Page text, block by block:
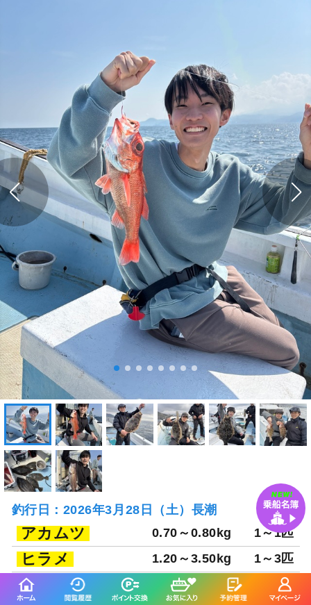
釣行日：2026年3月28日（土）長潮
アカムツ 0.70～0.80kg 1～1匹
ヒラメ 1.20～3.50kg 1～3匹
オオモンハタ 0.80～0.80kg 0～1匹